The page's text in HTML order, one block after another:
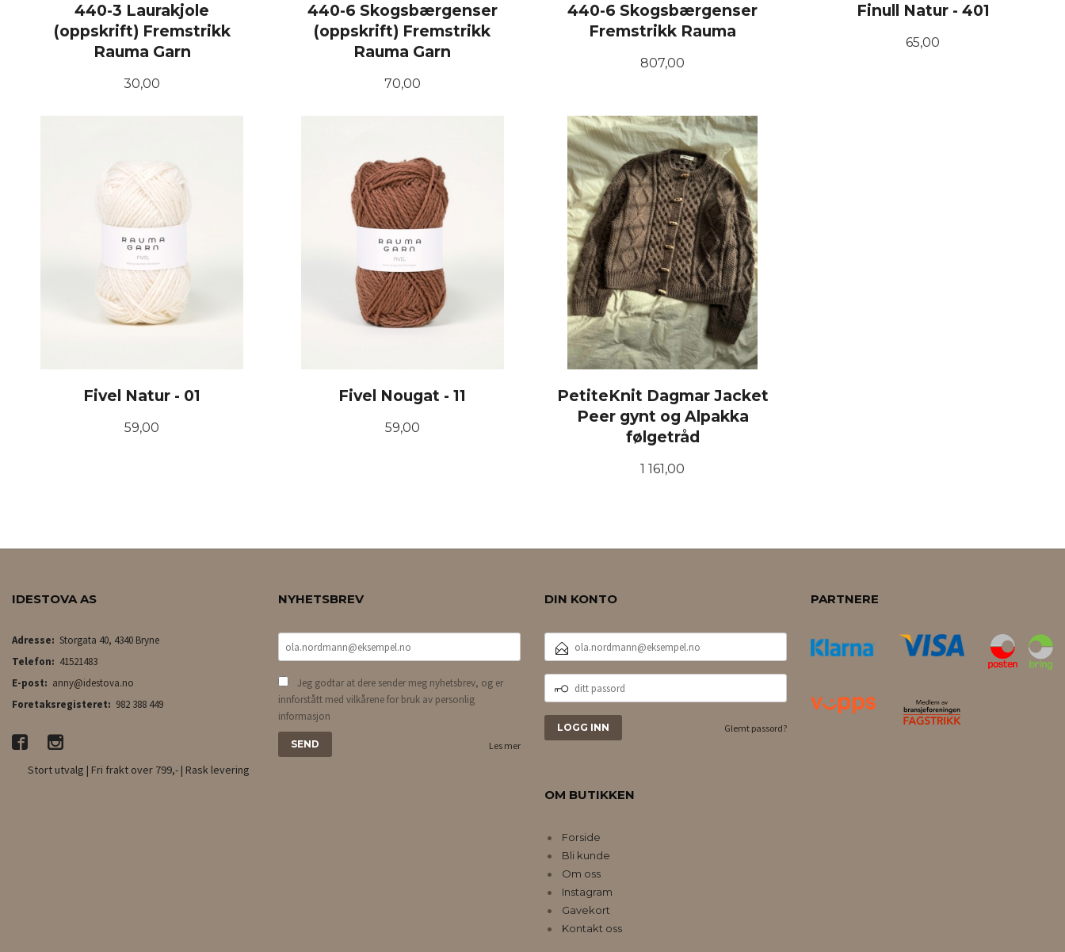
440-3 Laurakjole
(oppskrift) Fremstrikk
Rauma Garn
Pris
30,00
440-6 Skogsbærgenser
(oppskrift) Fremstrikk
Rauma Garn
Pris
70,00
440-6 Skogsbærgenser
Fremstrikk Rauma
Pris
807,00
LES MER
Finull Natur - 401
Pris
65,00
Fivel Natur - 01
Pris
59,00
Fivel Nougat - 11
Pris
59,00
PetiteKnit Dagmar Jacket
Peer gynt og Alpakka
følgetråd
Pris
1 161,00
IDESTOVA AS
Adresse: Storgata 40, 4340 Bryne
Telefon: 41521483
E-post: anny@idestova.no
Foretaksregisteret: 982 388 449
Stort utvalg | Fri frakt over 799,- | Rask levering
NYHETSBREV
Jeg godtar at dere sender meg nyhetsbrev, og er
innforstått med vilkårene for bruk av personlig
informasjon
Les mer
DIN KONTO
POSTADRESSE
PASSORD
Glemt passord?
OM BUTIKKEN
Forside
Bli kunde
Om oss
Instagram
Gavekort
Kontakt oss
PARTNERE